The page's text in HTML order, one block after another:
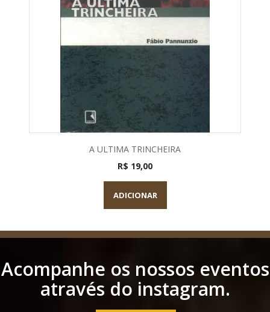
A ULTIMA TRINCHEIRA
R$ 19,00
ADICIONAR
Acompanhe os nossos eventos
através do instagram.